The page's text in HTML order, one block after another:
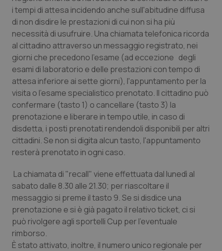
Umbria
Valle D’Aosta
Veneto
Oftalmologia
Oncodermatologia
Oncoematologia
Oncologia & Nutrizione
Psoriasi & pelle
Quotidiano Cardiologia
Quotidiano Chirurgia
Quotidiano Oncologia
Quotidiano Pediatria
i tempi di attesa incidendo anche sull'abitudine diffusa
di non disdire le prestazioni di cui non si ha più
necessità di usufruire. Una chiamata telefonica ricorda
al cittadino attraverso un messaggio registrato, nei
giorni che precedono l'esame (ad eccezione degli
esami di laboratorio e delle prestazioni con tempo di
attesa inferiore ai sette giorni), l'appuntamento per la
visita o l'esame specialistico prenotato. Il cittadino può
confermare (tasto 1) o cancellare (tasto 3) la
prenotazione e liberare in tempo utile, in caso di
disdetta, i posti prenotati rendendoli disponibili per altri
cittadini. Se non si digita alcun tasto, l'appuntamento
resterà prenotato in ogni caso.
La chiamata di "recall" viene effettuata dal lunedì al
sabato dalle 8.30 alle 21.30; per riascoltare il
messaggio si preme il tasto 9. Se si disdice una
prenotazione e si è già pagato il relativo ticket, ci si
può rivolgere agli sportelli Cup per l'eventuale
rimborso.
È stato attivato, inoltre, il numero unico regionale per